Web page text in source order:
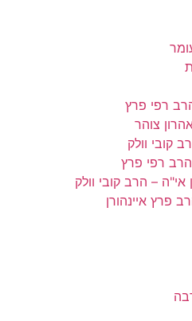
רפי פרץ
צוהר
קובי וולק
רפי פרץ
אי"ה – הרב קובי וולק
פרץ איינהורן